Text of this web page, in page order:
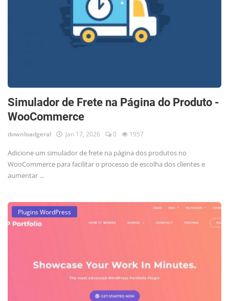
Simulador de Frete na Página do Produto -
WooCommerce
downloadgeral Jan 17, 2026 0 1957
Adicione um simulador de frete na página dos produtos no
WooCommerce para facilitar o processo de escolha dos clientes e
aumentar ...
Plugins WordPress